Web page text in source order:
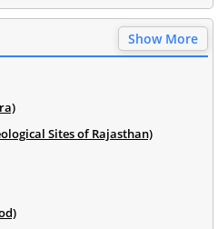
Show More
Sites of Rajasthan)